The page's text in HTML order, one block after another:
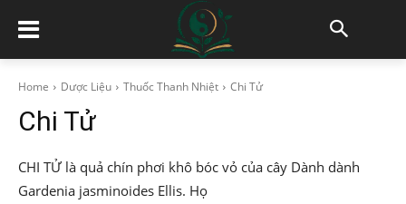
Home Dược Liệu Thuốc Thanh Nhiệt Chi Tử
Chi Tử
CHI TỬ là quả chín phơi khô bóc vỏ của cây Dành dành
Gardenia jasminoides Ellis. Họ